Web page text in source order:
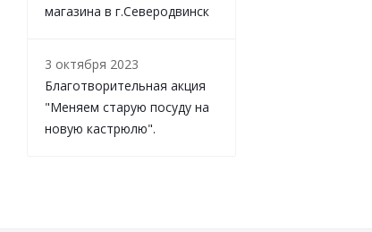
магазина в г.Северодвинск
3 октября 2023
Благотворительная акция
"Меняем старую посуду на
новую кастрюлю".